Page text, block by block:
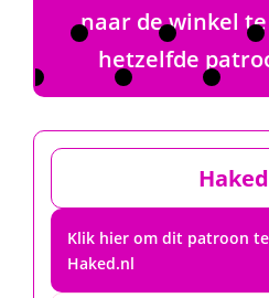
naar de winkel
hetzelfde
Klik hier om dit patroon
Haked.nl